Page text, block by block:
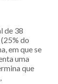
de 38
do
em que se
uma
que